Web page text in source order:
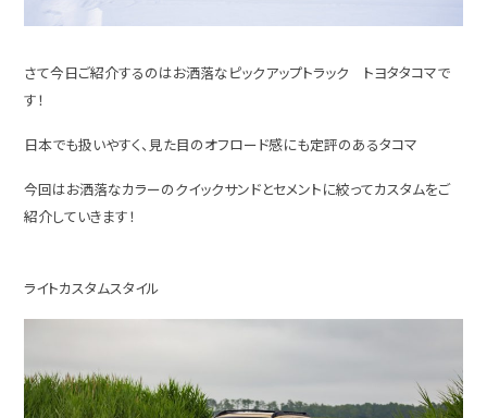
さて今日ご紹介するのはお洒落なピックアップトラック トヨタタコマで
す！
日本でも扱いやすく、見た目のオフロード感にも定評のあるタコマ
今回はお洒落なカラーのクイックサンドとセメントに絞ってカスタムをご
紹介していきます！
ライトカスタムスタイル